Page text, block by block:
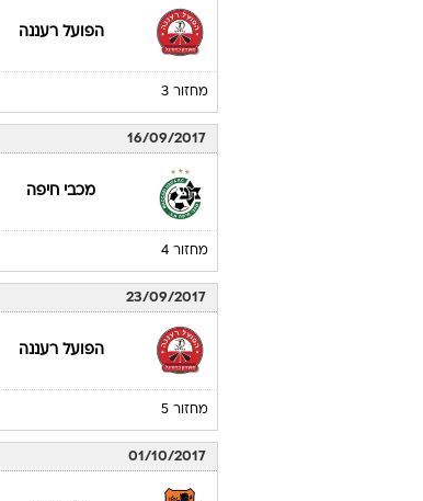
הפועל רעננה
מחזור 3
16/09/2017
מכבי חיפה
מחזור 4
23/09/2017
הפועל רעננה
מחזור 5
01/10/2017